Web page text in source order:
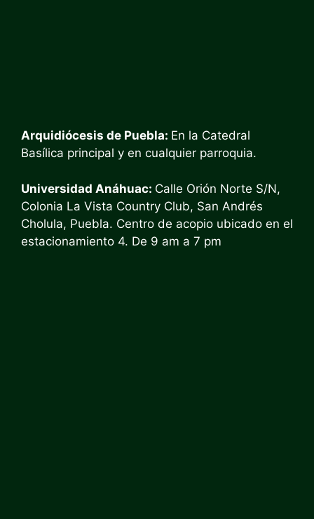
Arquidiócesis de Puebla: En la Catedral
Basílica principal y en cualquier parroquia.
Universidad Anáhuac: Calle Orión Norte S/N,
Colonia La Vista Country Club, San Andrés
Cholula, Puebla. Centro de acopio ubicado en el
estacionamiento 4. De 9 am a 7 pm